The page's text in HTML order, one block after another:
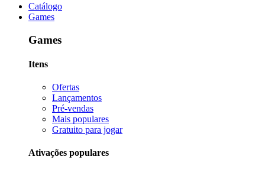
Catálogo
Games
Games
Itens
Ofertas
Lançamentos
Pré-vendas
Mais populares
Gratuito para jogar
Ativações populares